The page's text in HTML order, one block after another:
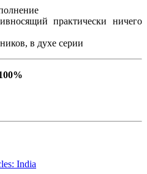
практически ничего
в духе серии
India